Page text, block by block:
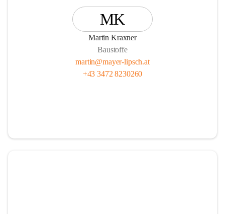
MK
Martin Kraxner
Baustoffe
martin@mayer-lipsch.at
+43 3472 8230260